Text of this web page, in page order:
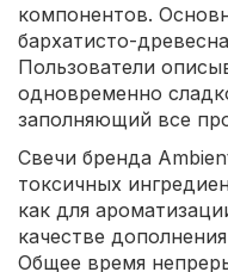
компонентов.
бархатисто-
Пользователи
одновременно
заполняющий все
Свечи бренда
токсичных
как для
качестве
Общее время